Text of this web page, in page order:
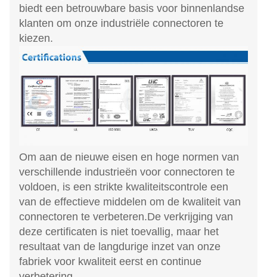
biedt een betrouwbare basis voor binnenlandse
klanten om onze industriële connectoren te
kiezen.
Om aan de nieuwe eisen en hoge normen van
verschillende industrieën voor connectoren te
voldoen, is een strikte kwaliteitscontrole een
van de effectieve middelen om de kwaliteit van
connectoren te verbeteren.De verkrijging van
deze certificaten is niet toevallig, maar het
resultaat van de langdurige inzet van onze
fabriek voor kwaliteit eerst en continue